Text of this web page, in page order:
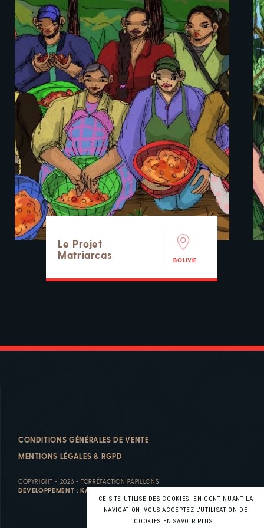
CE SITE UTILISE DES COOKIES. EN CONTINUANT LA
NAVIGATION, VOUS ACCEPTEZ L'UTILISATION DE
COOKIES. EN SAVOIR PLUS
Le Projet
Matriarcas
BOLIVIE
CONDITIONS GÉNÉRALES DE VENTE
MENTIONS LÉGALES & RGPD
COPYRIGHT - 2026 - TORRÉFACTION PAPILLONS
DÉVELOPPEMENT :KALFEUTRE